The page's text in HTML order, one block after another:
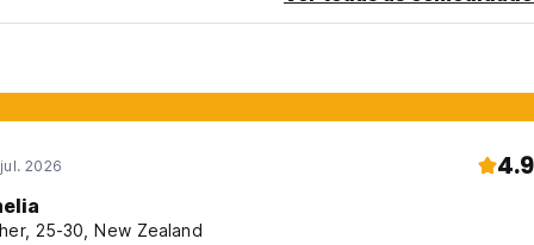
original language)
2026 4.9
25-30, New Zealand